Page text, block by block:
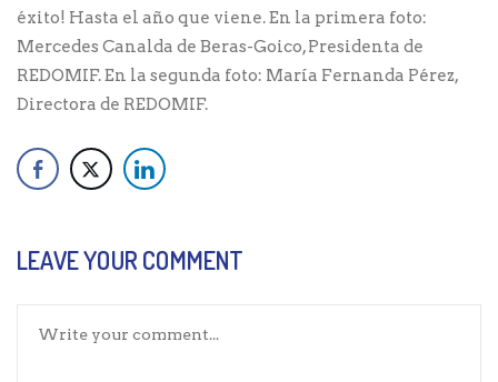
éxito! Hasta el año que viene. En la primera foto:
Mercedes Canalda de Beras-Goico, Presidenta de
REDOMIF. En la segunda foto: María Fernanda Pérez,
Directora de REDOMIF.
LEAVE YOUR COMMENT